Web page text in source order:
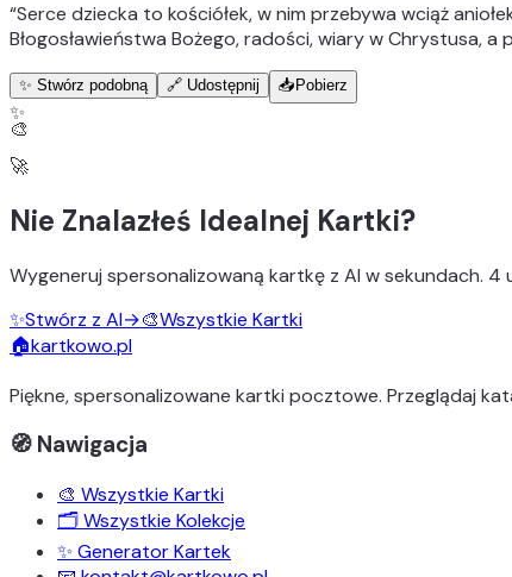
“Serce dziecka to kościółek, w nim przebywa wciąż
Błogosławieństwa Bożego, radości, wiary w Chrystusa,
✨ Stwórz podobną 🔗 Udostępnij 📥 Pobierz
✨
🎨
🚀
Nie Znalazłeś Idealnej Kartki?
Wygeneruj spersonalizowaną kartkę z AI w sekundach. 4
✨Stwórz z AI→🎨Wszystkie Kartki
🏠kartkowo.pl
Piękne, spersonalizowane kartki pocztowe. Przeglądaj
🧭 Nawigacja
🎨 Wszystkie Kartki
🗂️ Wszystkie Kolekcje
✨ Generator Kartek